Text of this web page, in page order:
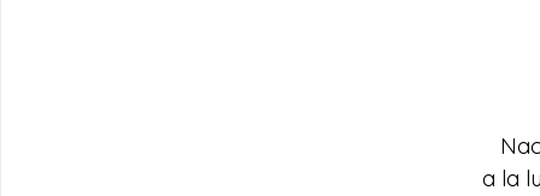
a la